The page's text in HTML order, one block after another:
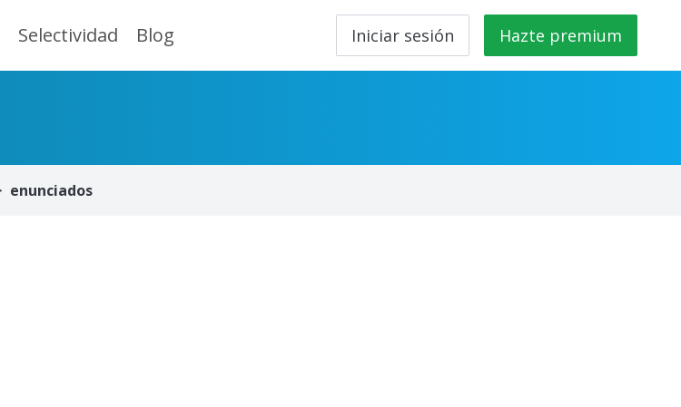
Selectividad Blog Iniciar sesión Hazte premium
enunciados